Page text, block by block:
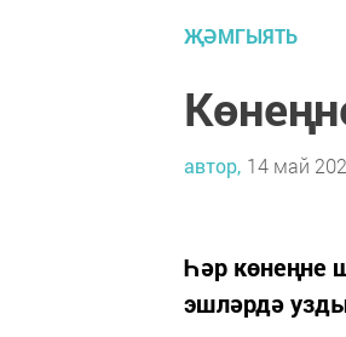
ҖӘМГЫЯТЬ
автор, 14 май
Һәр көнеңне
эшләрдә